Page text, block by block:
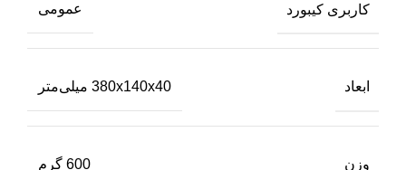
کاربری کیبورد عمومی
ابعاد 380x140x40 میلی‌متر
وزن 600 گرم